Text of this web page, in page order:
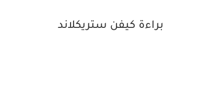
براءة كيفن ستريكلاند